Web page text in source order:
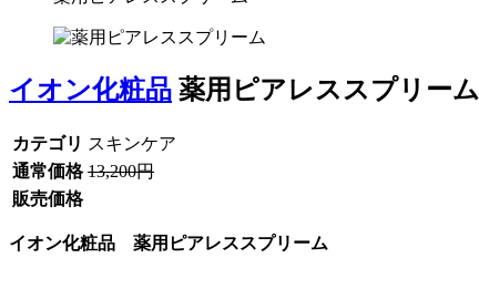
イオン化粧品 薬用ピアレススプリーム
カテゴリ スキンケア
通常価格 13,200円
販売価格
イオン化粧品 薬用ピアレススプリーム